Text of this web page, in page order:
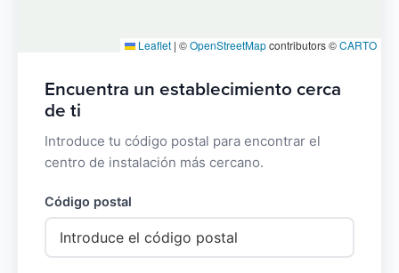
Leaflet | ©OpenStreetMapcontributors ©CARTO
Encuentra un establecimiento cerca
de ti
Introduce tu código postal para encontrar el
centro de instalación más cercano.
Código postal